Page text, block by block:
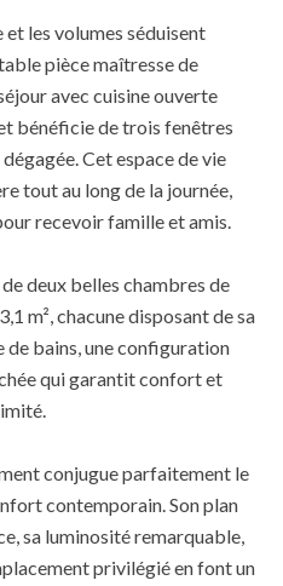
et les volumes séduisent
pièce maîtresse de
avec cuisine ouverte
bénéficie de trois fenêtres
Cet espace de vie
tout au long de la journée,
recevoir famille et amis.
de deux belles chambres de
m², chacune disposant de sa
de bains, une configuration
qui garantit confort et
conjugue parfaitement le
contemporain. Son plan
sa luminosité remarquable,
privilégié en font un